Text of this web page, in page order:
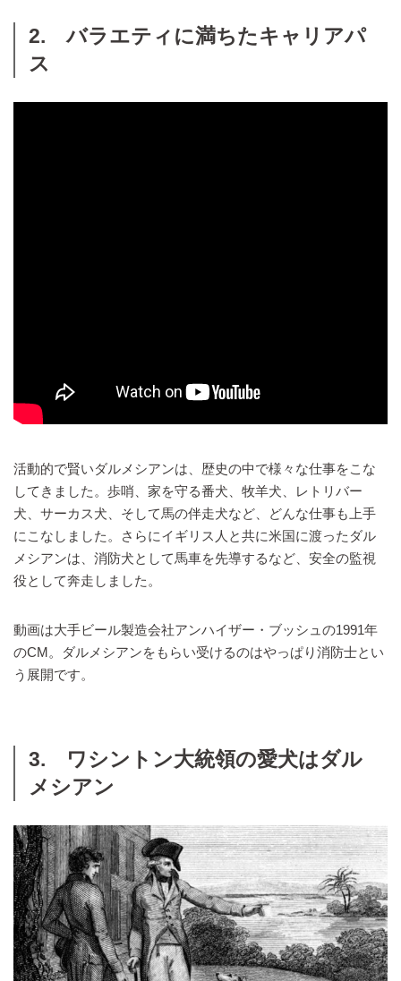
2. バラエティに満ちたキャリアパ
ス
活動的で賢いダルメシアンは、歴史の中で様々な仕事をこな
してきました。歩哨、家を守る番犬、牧羊犬、レトリバー
犬、サーカス犬、そして馬の伴走犬など、どんな仕事も上手
にこなしました。さらにイギリス人と共に米国に渡ったダル
メシアンは、消防犬として馬車を先導するなど、安全の監視
役として奔走しました。
動画は大手ビール製造会社アンハイザー・ブッシュの1991年
のCM。ダルメシアンをもらい受けるのはやっぱり消防士とい
う展開です。
3. ワシントン大統領の愛犬はダル
メシアン